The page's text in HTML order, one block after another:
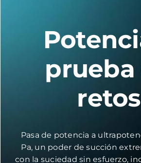
prueba
retos
Pasa de potencia a
Pa, un poder de succión
con la suciedad sin esfuerzo,